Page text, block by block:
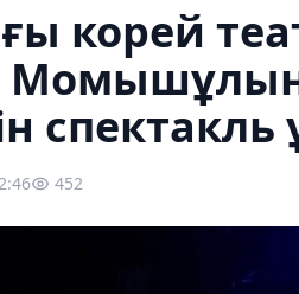
корей
452